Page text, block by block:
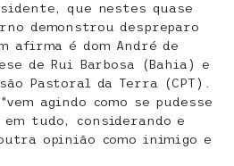
que nestes quase
demonstrou despreparo
afirma é dom André de
de Rui Barbosa (Bahia) e
Pastoral da Terra (CPT).
agindo como se pudesse
em tudo, considerando e
opinião como inimigo e